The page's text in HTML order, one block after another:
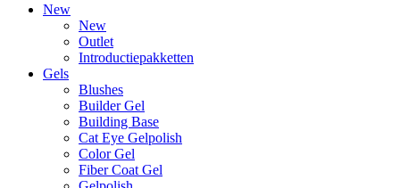
New
New
Outlet
Introductiepakketten
Gels
Blushes
Builder Gel
Building Base
Cat Eye Gelpolish
Color Gel
Fiber Coat Gel